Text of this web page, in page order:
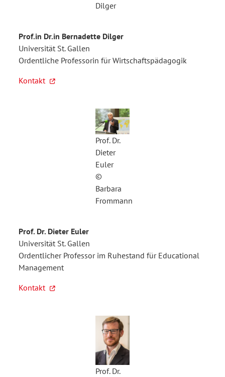
Dilger
Prof.in Dr.in Bernadette Dilger
Universität St. Gallen
Ordentliche Professorin für Wirtschaftspädagogik
Kontakt
Prof. Dr.
Dieter
Euler
©
Barbara
Frommann
Prof. Dr. Dieter Euler
Universität St. Gallen
Ordentlicher Professor im Ruhestand für Educational
Management
Kontakt
Prof. Dr.